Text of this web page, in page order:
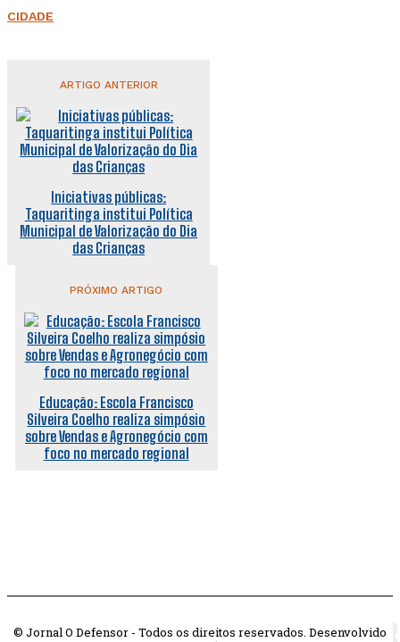
CIDADE
ARTIGO ANTERIOR
Iniciativas públicas:
Taquaritinga institui Política
Municipal de Valorização do Dia
das Crianças
PRÓXIMO ARTIGO
Educação: Escola Francisco
Silveira Coelho realiza simpósio
sobre Vendas e Agronegócio com
foco no mercado regional
© Jornal O Defensor - Todos os direitos reservados. Desenvolvido